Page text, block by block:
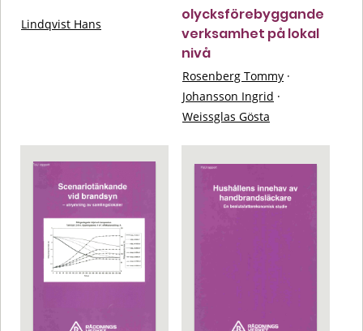
Lindqvist Hans
olycksförebyggande
verksamhet på lokal
nivå
Rosenberg Tommy ·
Johansson Ingrid ·
Weissglas Gösta